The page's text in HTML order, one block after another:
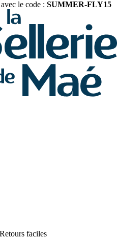
le code : SUMMER-FLY15
Retours faciles